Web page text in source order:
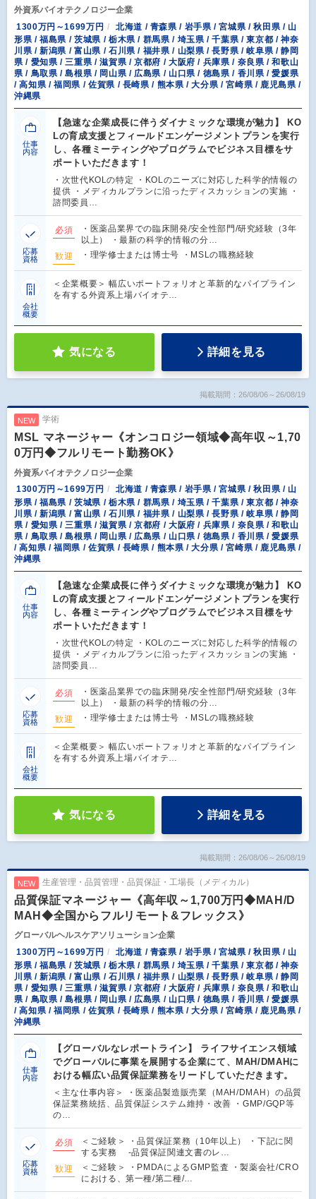
外資系バイオテクノロジー企業
1300万円～1699万円
北海道 / 青森県 / 岩手県 / 宮城県 / 秋田県 / 山
形県 / 福島県 / 茨城県 / 栃木県 / 群馬県 / 埼玉県 / 千葉県 / 東京都 / 神奈
川県 / 新潟県 / 富山県 / 石川県 / 福井県 / 山梨県 / 長野県 / 岐阜県 / 静岡
県 / 愛知県 / 三重県 / 滋賀県 / 京都府 / 大阪府 / 兵庫県 / 奈良県 / 和歌山
県 / 鳥取県 / 島根県 / 岡山県 / 広島県 / 山口県 / 徳島県 / 香川県 / 愛媛県
/ 高知県 / 福岡県 / 佐賀県 / 長崎県 / 熊本県 / 大分県 / 宮崎県 / 鹿児島県 /
沖縄県
仕事
内容
【急速な企業成長に伴うダイナミックな環境が魅力】 KO
Lの育成支援とフィールドエンゲージメントプランを実行
し、各種ミーティングやプログラムでビジネス目標をサ
ポートいただきます！
・次世代KOLの特定 ・KOLのニーズに対応した科学的情報の
提供 ・メディカルプランに沿ったディスカッションの実施 ・
諮問委員…
応募
資格
必須
・医薬品業界での臨床開発/安全性部門/研究経験（3年
以上） ・最新の科学的情報の分…
歓迎
・理学修士または博士号 ・MSLの職務経験
会社
概要
＜企業概要＞ 幅広いポートフォリオと革新的なパイプライン
を有する外資系上場バイオテ…
気になる 詳細を見る
掲載期間：26/08/06～26/08/19
NEW 学術
MSL マネージャー《オンコロジー領域◆高年収～1,70
0万円◆フルリモート勤務OK》
外資系バイオテクノロジー企業
1300万円～1699万円
北海道 / 青森県 / 岩手県 / 宮城県 / 秋田県 / 山
形県 / 福島県 / 茨城県 / 栃木県 / 群馬県 / 埼玉県 / 千葉県 / 東京都 / 神奈
川県 / 新潟県 / 富山県 / 石川県 / 福井県 / 山梨県 / 長野県 / 岐阜県 / 静岡
県 / 愛知県 / 三重県 / 滋賀県 / 京都府 / 大阪府 / 兵庫県 / 奈良県 / 和歌山
県 / 鳥取県 / 島根県 / 岡山県 / 広島県 / 山口県 / 徳島県 / 香川県 / 愛媛県
/ 高知県 / 福岡県 / 佐賀県 / 長崎県 / 熊本県 / 大分県 / 宮崎県 / 鹿児島県 /
沖縄県
仕事
内容
【急速な企業成長に伴うダイナミックな環境が魅力】 KO
Lの育成支援とフィールドエンゲージメントプランを実行
し、各種ミーティングやプログラムでビジネス目標をサ
ポートいただきます！
・次世代KOLの特定 ・KOLのニーズに対応した科学的情報の
提供 ・メディカルプランに沿ったディスカッションの実施 ・
諮問委員…
応募
資格
必須
・医薬品業界での臨床開発/安全性部門/研究経験（3年
以上） ・最新の科学的情報の分…
歓迎
・理学修士または博士号 ・MSLの職務経験
会社
概要
＜企業概要＞ 幅広いポートフォリオと革新的なパイプライン
を有する外資系上場バイオテ…
気になる 詳細を見る
掲載期間：26/08/06～26/08/19
NEW 生産管理・品質管理・品質保証・工場長（メディカル）
品質保証マネージャー《高年収～1,700万円◆MAH/D
MAH◆全国からフルリモート&フレックス》
グローバルヘルスケアソリューション企業
1300万円～1699万円
北海道 / 青森県 / 岩手県 / 宮城県 / 秋田県 / 山
形県 / 福島県 / 茨城県 / 栃木県 / 群馬県 / 埼玉県 / 千葉県 / 東京都 / 神奈
川県 / 新潟県 / 富山県 / 石川県 / 福井県 / 山梨県 / 長野県 / 岐阜県 / 静岡
県 / 愛知県 / 三重県 / 滋賀県 / 京都府 / 大阪府 / 兵庫県 / 奈良県 / 和歌山
県 / 鳥取県 / 島根県 / 岡山県 / 広島県 / 山口県 / 徳島県 / 香川県 / 愛媛県
/ 高知県 / 福岡県 / 佐賀県 / 長崎県 / 熊本県 / 大分県 / 宮崎県 / 鹿児島県 /
沖縄県
仕事
内容
【グローバルなレポートライン】 ライフサイエンス領域
でグローバルに事業を展開する企業にて、MAH/DMAHに
おける幅広い品質保証業務をリードしていただきます。
＜主な仕事内容＞ ・医薬品製造販売業（MAH/DMAH）の品質
保証業務統括、品質保証システム維持・改善 ・GMP/GQP等
の…
応募
資格
必須
＜ご経験＞ ・品質保証業務（10年以上） ・下記に関
する実務 -品質保証関連文書のレ…
歓迎
＜ご経験＞ ・PMDAによるGMP監査 ・製薬会社/CRO
における、第一種/第二種/…